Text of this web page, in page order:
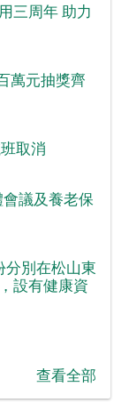
三周年 助力
萬元抽獎齊
取消
議及養老保
分別在松山東
設有健康資
查看全部